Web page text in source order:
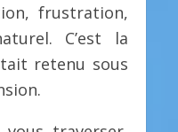
frustration,
C’est la
retenu sous